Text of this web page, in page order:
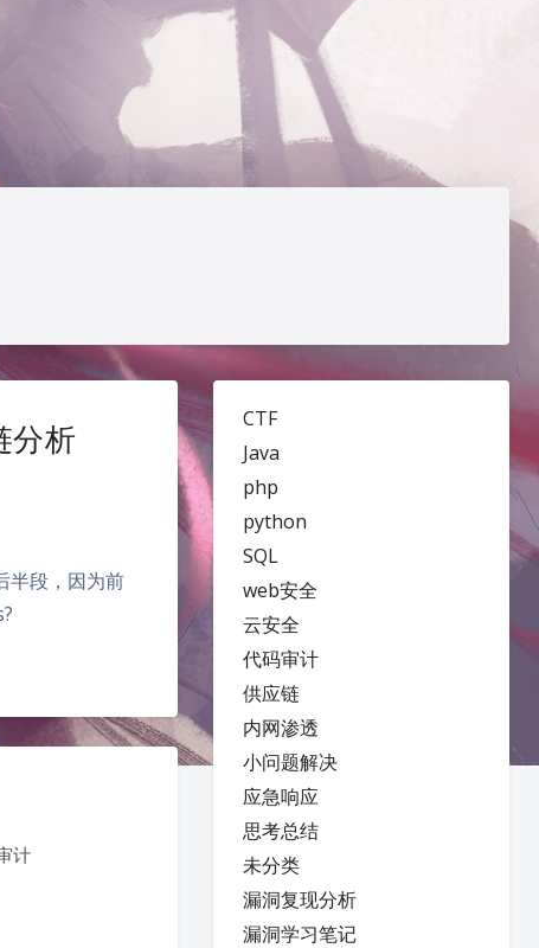
CTF
Java
php
python
SQL
web安全
云安全
代码审计
供应链
内网渗透
小问题解决
应急响应
思考总结
未分类
漏洞复现分析
漏洞学习笔记
分析
半段，因为前
计